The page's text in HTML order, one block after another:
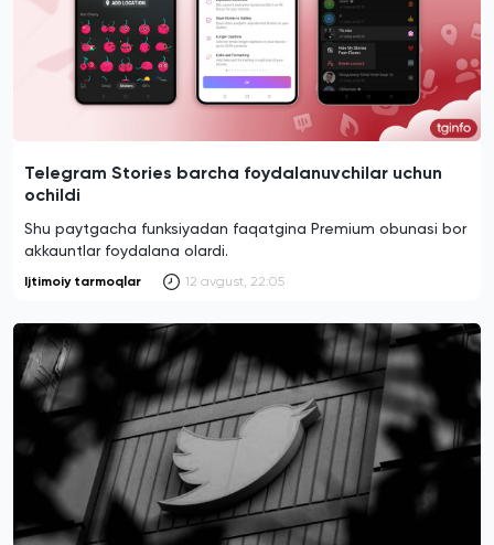
Telegram Stories barcha foydalanuvchilar uchun
ochildi
Shu paytgacha funksiyadan faqatgina Premium obunasi bor
akkauntlar foydalana olardi.
Ijtimoiy tarmoqlar 12 avgust, 22:05